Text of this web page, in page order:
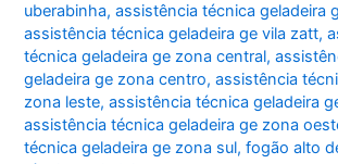
uberabinha,assistência técnica geladeira
assistência técnica geladeira ge vila zatt,
técnica geladeira ge zona central,
geladeira ge zona centro,assistência
zona leste,assistência técnica geladeira
assistência técnica geladeira ge zona
técnica geladeira ge zona sul,fogão alto